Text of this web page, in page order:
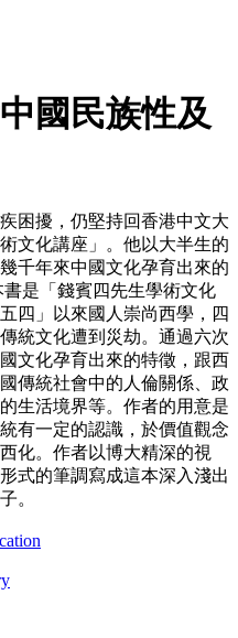
國民族性及
困擾，仍堅持回香港中文大
文化講座」。他以大半生的
千年來中國文化孕育出來的
是「錢賓四先生學術文化
四」以來國人崇尚西學，四
統文化遭到災劫。通過六次
文化孕育出來的特徵，跟西
傳統社會中的人倫關係、政
生活境界等。作者的用意是
有一定的認識，於價值觀念
化。作者以博大精深的視
式的筆調寫成這本深入淺出
。